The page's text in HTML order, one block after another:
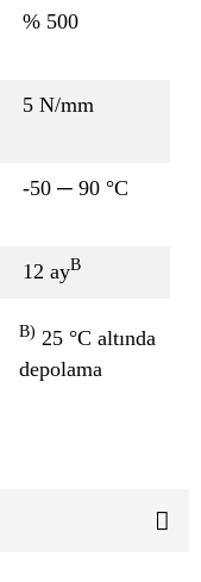
% 500
5 N/mm
-50 ─ 90 °C
12 ayB
B) 25 °C altında
depolama